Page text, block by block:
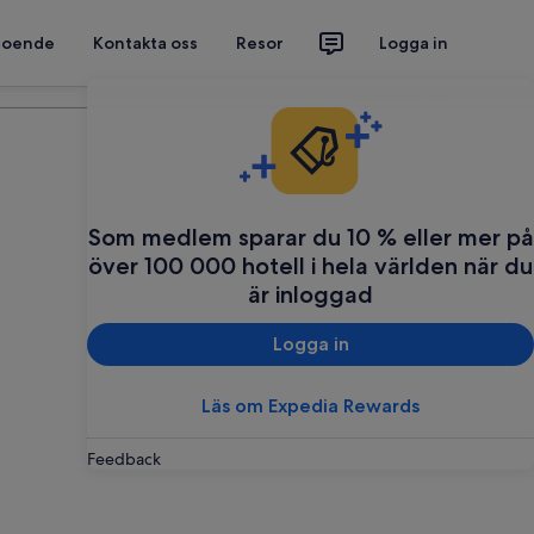
Kontakta oss Resor Logga in
Som medlem sparar du 10 % eller mer på
över 100 000 hotell i hela världen när du
är inloggad
Logga in
Läs om Expedia Rewards
Feedback